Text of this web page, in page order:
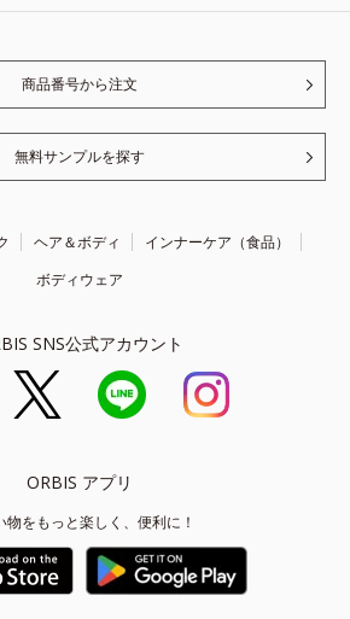
商品番号から注文
無料サンプルを探す
ヘア＆ボディ
インナーケア（食品）
ボディウェア
SNS公式アカウント
ORBIS アプリ
物をもっと楽しく、便利に！